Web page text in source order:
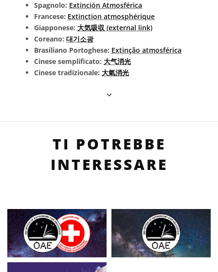
Spagnolo: Extinción Atmosférica
Francese: Extinction atmosphérique
Giapponese: 大気吸収 (external link)
Coreano: 대기소광
Brasiliano Portoghese: Extinção atmosférica
Cinese semplificato: 大气消光
Cinese tradizionale: 大氣消光
TI POTREBBE
INTERESSARE